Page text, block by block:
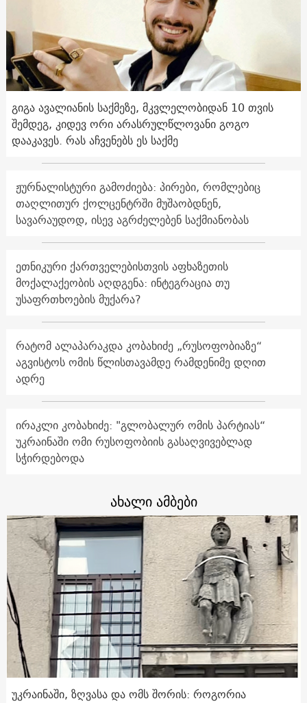
გიგა ავალიანის საქმეზე, მკვლელობიდან 10 თვის
შემდეგ, კიდევ ორი არასრულწლოვანი გოგო
დააკავეს. რას აჩვენებს ეს საქმე
ჟურნალისტური გამოძიება: პირები, რომლებიც
თაღლითურ ქოლცენტრში მუშაობდნენ,
სავარაუდოდ, ისევ აგრძელებენ საქმიანობას
ეთნიკური ქართველებისთვის აფხაზეთის
მოქალაქეობის აღდგენა: ინტეგრაცია თუ
უსაფრთხოების მუქარა?
რატომ ალაპარაკდა კობახიძე „რუსოფობიაზე“
აგვისტოს ომის წლისთავამდე რამდენიმე დღით
ადრე
ირაკლი კობახიძე: "გლობალურ ომის პარტიას“
უკრაინაში ომი რუსოფობიის გასაღვივებლად
სჭირდებოდა
ახალი ამბები
უკრაინაში, ზღვასა და ომს შორის: როგორია